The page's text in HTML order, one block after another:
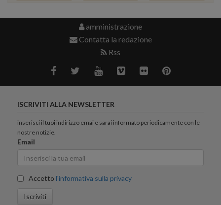
amministrazione
Contatta la redazione
Rss
ISCRIVITI ALLA NEWSLETTER
inserisci il tuoi indirizzo emai e sarai informato periodicamente con le
nostre notizie.
Email
Accetto l'informativa sulla privacy
Iscriviti